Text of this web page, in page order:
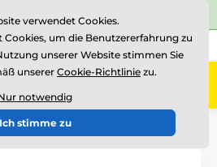
Bewertungen auf
+43 676 361 37 22
0
Glastrophäen mit Druck
verwendet Cookies.
Cookies, um die Benutzererfahrung zu
unserer Website stimmen Sie
unserer Cookie-Richtlinie zu.
notwendig
Ich stimme zu